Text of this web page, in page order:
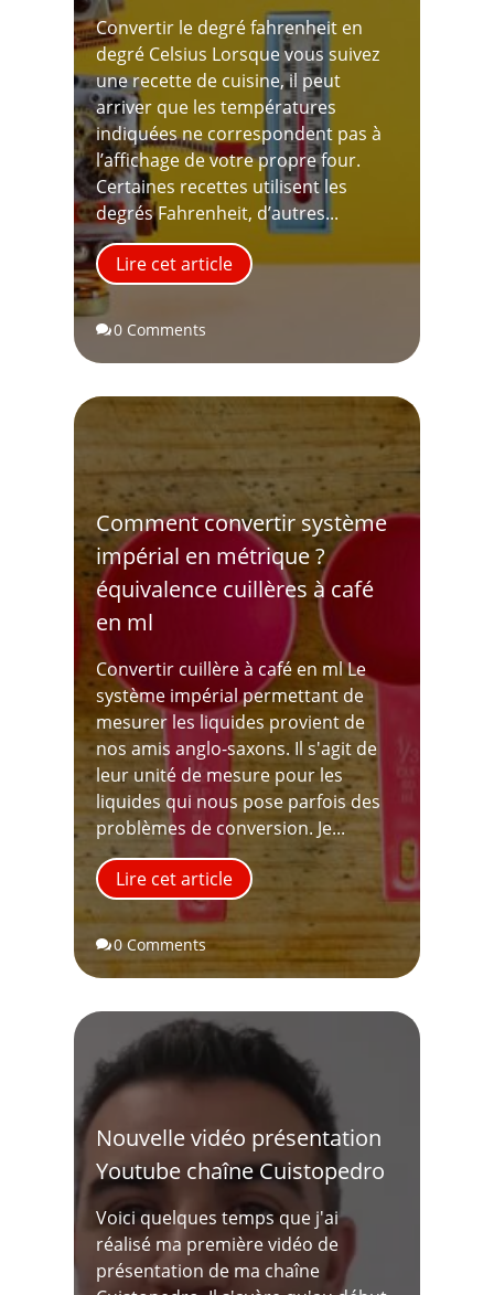
Convertir le degré fahrenheit en
degré Celsius Lorsque vous suivez
une recette de cuisine, il peut
arriver que les températures
indiquées ne correspondent pas à
l’affichage de votre propre four.
Certaines recettes utilisent les
degrés Fahrenheit, d’autres...
Lire cet article
0 Comments
Comment convertir système
impérial en métrique ?
équivalence cuillères à café
en ml
Convertir cuillère à café en ml Le
système impérial permettant de
mesurer les liquides provient de
nos amis anglo-saxons. Il s'agit de
leur unité de mesure pour les
liquides qui nous pose parfois des
problèmes de conversion. Je...
Lire cet article
0 Comments
Nouvelle vidéo présentation
Youtube chaîne Cuistopedro
Voici quelques temps que j'ai
réalisé ma première vidéo de
présentation de ma chaîne